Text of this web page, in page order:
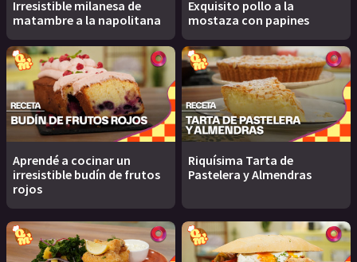
Irresistible milanesa de
matambre a la napolitana
Exquisito pollo a la
mostaza con papines
Aprendé a cocinar un
irresistible budín de frutos
rojos
Riquísima Tarta de
Pastelera y Almendras